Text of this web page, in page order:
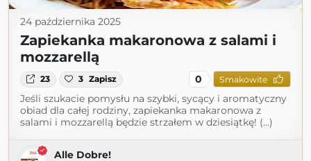
24 października 2025
Zapiekanka makaronowa z salami i
mozzarellą
23 3 Zapisz 0 Smakowite
Jeśli szukacie pomysłu na szybki, sycący i aromatyczny
obiad dla całej rodziny, zapiekanka makaronowa z
salami i mozzarellą będzie strzałem w dziesiątkę! (...)
Alle Dobre!